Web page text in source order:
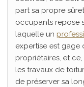
part sa propre
occupants repose
laquelle un
expertise est gage
propriétaires, et
les travaux de
de préserver sa